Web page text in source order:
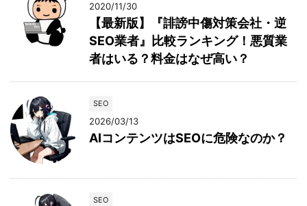
2020/11/30
【最新版】『誹謗中傷対策会社・逆
SEO業者』比較ランキング！悪質業
者はいる？料金はなぜ高い？
SEO
2026/03/13
AIコンテンツはSEOに危険なのか？
SEO